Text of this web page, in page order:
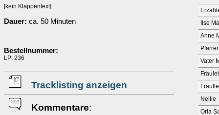
[kein Klappentext]
Dauer: ca. 50 Minuten
Bestellnummer:
LP: 236
Tracklisting anzeigen
Kommentare:
Ilse
Anne
Pfarrer
Vater
Nellie
Orla